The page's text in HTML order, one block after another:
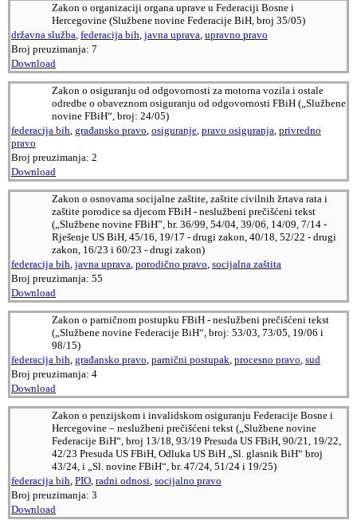
Zakon o organizaciji organa uprave u Federaciji Bosne i
Hercegovine (Službene novine Federacije BiH, broj 35/05)
državna služba, federacija bih, javna uprava, upravno pravo
Broj preuzimanja: 7
Download
Zakon o osiguranju od odgovornosti za motorna vozila i ostale
odredbe o obaveznom osiguranju od odgovornosti FBiH („Službene
novine FBiH“, broj: 24/05)
federacija bih, građansko pravo, osiguranje, pravo osiguranja, privredno
pravo
Broj preuzimanja: 2
Download
Zakon o osnovama socijalne zaštite, zaštite civilnih žrtava rata i
zaštite porodice sa djecom FBiH - neslužbeni prečišćeni tekst
(„Službene novine FBiH”, br. 36/99, 54/04, 39/06, 14/09, 7/14 -
Rješenje US BiH, 45/16, 19/17 - drugi zakon, 40/18, 52/22 - drugi
zakon, 16/23 i 60/23 - drugi zakon)
federacija bih, javna uprava, porodično pravo, socijalna zaštita
Broj preuzimanja: 55
Download
Zakon o parničnom postupku FBiH - neslužbeni prečišćeni tekst
(„Službene novine Federacije BiH“, broj: 53/03, 73/05, 19/06 i
98/15)
federacija bih, građansko pravo, parnični postupak, procesno pravo, sud
Broj preuzimanja: 4
Download
Zakon o penzijskom i invalidskom osiguranju Federacije Bosne i
Hercegovine – neslužbeni prečišćeni tekst („Službene novine
Federacije BiH“, broj 13/18, 93/19 Presuda US FBiH, 90/21, 19/22,
42/23 Presuda US FBiH, Odluka US BiH „Sl. glasnik BiH“ broj
43/24, i „Sl. novine FBiH“, br. 47/24, 51/24 i 19/25)
federacija bih, PIO, radni odnosi, socijalno pravo
Broj preuzimanja: 3
Download